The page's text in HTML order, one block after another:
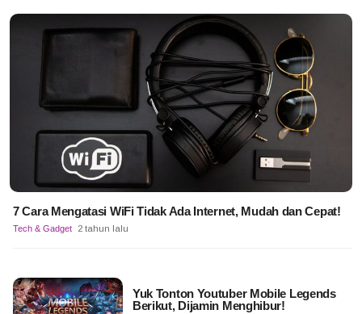
7 Cara Mengatasi WiFi Tidak Ada Internet, Mudah dan Cepat!
Tech & Gadget 2 tahun lalu
Yuk Tonton Youtuber Mobile Legends
Berikut, Dijamin Menghibur!